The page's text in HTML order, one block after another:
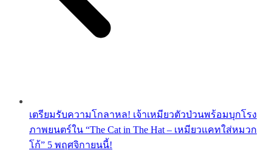
เตรียมรับความโกลาหล! เจ้าเหมียวตัวป่วนพร้อมบุกโรง
ภาพยนตร์ใน “The Cat in The Hat – เหมียวแคทใส่หมวก
โก้” 5 พฤศจิกายนนี้!